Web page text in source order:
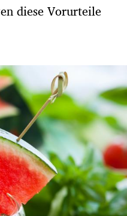
diese Vorurteile